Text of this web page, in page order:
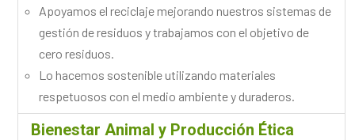
Apoyamos el reciclaje mejorando nuestros sistemas de
gestión de residuos y trabajamos con el objetivo de
cero residuos.
Lo hacemos sostenible utilizando materiales
respetuosos con el medio ambiente y duraderos.
Bienestar Animal y Producción Ética